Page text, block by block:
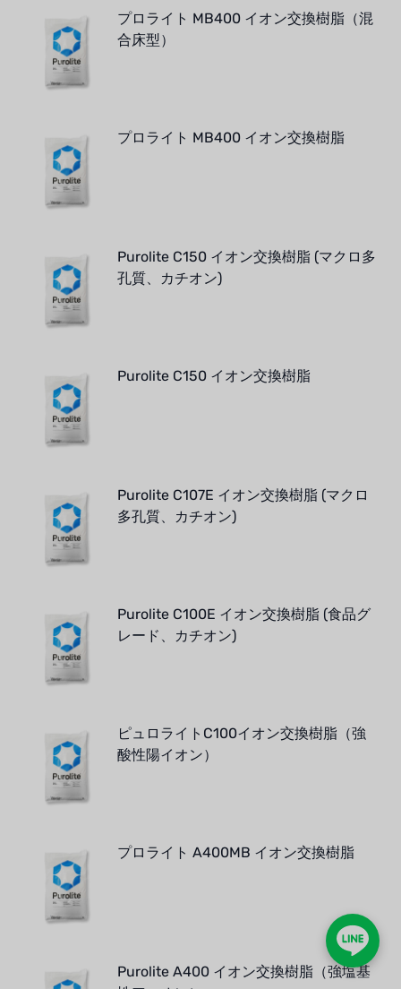
プロライト MB400 イオン交換樹脂（混
合床型）
プロライト MB400 イオン交換樹脂
Purolite C150 イオン交換樹脂 (マクロ多
孔質、カチオン)
Purolite C150 イオン交換樹脂
Purolite C107E イオン交換樹脂 (マクロ
多孔質、カチオン)
Purolite C100E イオン交換樹脂 (食品グ
レード、カチオン)
ピュロライトC100イオン交換樹脂（強
酸性陽イオン）
プロライト A400MB イオン交換樹脂
Purolite A400 イオン交換樹脂（強塩基